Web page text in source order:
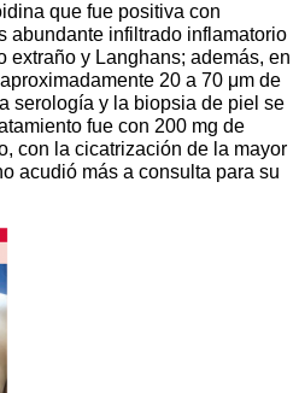
que fue positiva con
abundante infiltrado inflamatorio
y Langhans; además, en
20 a 70 μm de
serología y la biopsia de piel se
fue con 200 mg de
con la cicatrización de la mayor
acudió más a consulta para su